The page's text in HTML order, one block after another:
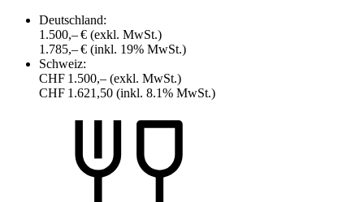
Deutschland:
1.500,– € (exkl. MwSt.)
1.785,– € (inkl. 19% MwSt.)
Schweiz:
CHF 1.500,– (exkl. MwSt.)
CHF 1.621,50 (inkl. 8.1% MwSt.)